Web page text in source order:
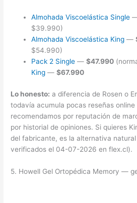
Almohada Viscoelástica Single
$39.990)
Almohada Viscoelástica King —
$54.990)
Pack 2 Single —$47.990
King —$67.990
Lo honesto: a diferencia de Rosen o
todavía acumula pocas reseñas online
recomendamos por reputación de
por historial de opiniones. Si quieres
del fabricante, es la alternativa
verificados el 04-07-2026 en flex.cl).
5. Howell Gel Ortopédica Memory —